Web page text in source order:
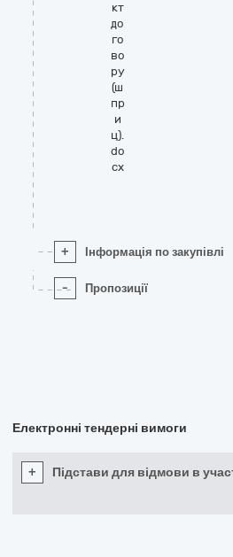
кт
до
го
во
ру
(ш
пр
и
ц).
do
cx
+ Інформація по закупівлі
- Пропозиції
Електронні тендерні вимоги
+ Підстави для відмови в